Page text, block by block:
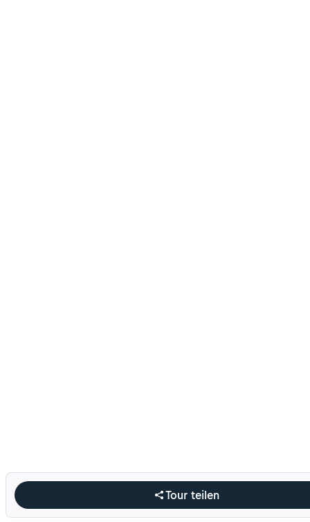
Tour teilen